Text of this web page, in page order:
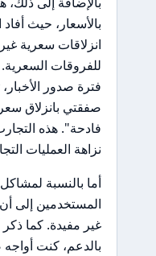
بالأسعار، حيث
انزلاقات سعرية
للفروقات السعرية.
فترة صدور
صفقتي بانزلاق
فادحة". هذه
نزاهة العمليات
أما بالنسبة
المستخدمين إلى
غير مفيدة. كما
بالدعم، كنت